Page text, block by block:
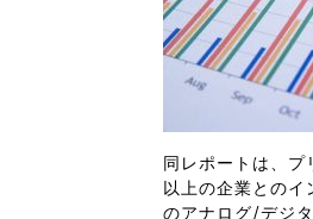
同レポートは、
以上の企業との
のアナログ/デジ